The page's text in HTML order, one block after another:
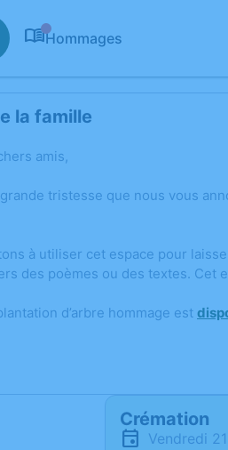
Hommages
la famille
amis,
grande tristesse que nous vous
à utiliser cet espace pour
des poèmes ou des textes. Cet
d’arbre hommage est
Crémation
vendredi